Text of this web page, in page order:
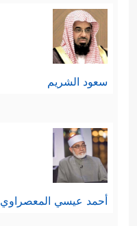
سعود الشريم
أحمد عيسي المعصراوي